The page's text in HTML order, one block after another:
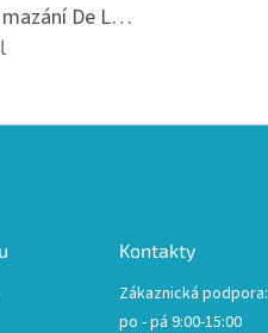
Priessnitz Kloubní mazání De Luxe, 200ml
z 5 hvězdiček.
Kontakty
Zákaznická podpora:
po - pá 9:00-15:00